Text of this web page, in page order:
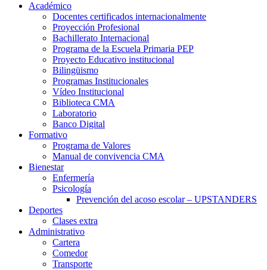
Académico
Docentes certificados internacionalmente
Proyección Profesional
Bachillerato Internacional
Programa de la Escuela Primaria PEP
Proyecto Educativo institucional
Bilingüismo
Programas Institucionales
Vídeo Institucional
Biblioteca CMA
Laboratorio
Banco Digital
Formativo
Programa de Valores
Manual de convivencia CMA
Bienestar
Enfermería
Psicología
Prevención del acoso escolar – UPSTANDERS
Deportes
Clases extra
Administrativo
Cartera
Comedor
Transporte